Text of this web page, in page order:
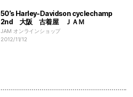
50’s Harley‐Davidson cyclechamp
2nd 大阪 古着屋 ＪＡＭ
JAM オンラインショップ
2012/11/12